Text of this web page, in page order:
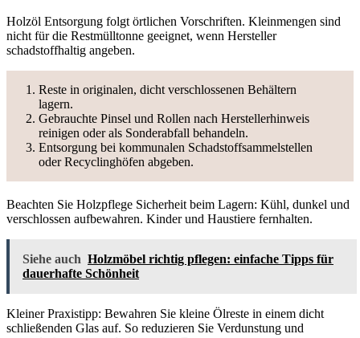
Holzöl Entsorgung folgt örtlichen Vorschriften. Kleinmengen sind
nicht für die Restmülltonne geeignet, wenn Hersteller
schadstoffhaltig angeben.
Reste in originalen, dicht verschlossenen Behältern
lagern.
Gebrauchte Pinsel und Rollen nach Herstellerhinweis
reinigen oder als Sonderabfall behandeln.
Entsorgung bei kommunalen Schadstoffsammelstellen
oder Recyclinghöfen abgeben.
Beachten Sie Holzpflege Sicherheit beim Lagern: Kühl, dunkel und
verschlossen aufbewahren. Kinder und Haustiere fernhalten.
Siehe auch Holzmöbel richtig pflegen: einfache Tipps für
dauerhafte Schönheit
Kleiner Praxistipp: Bewahren Sie kleine Ölreste in einem dicht
schließenden Glas auf. So reduzieren Sie Verdunstung und